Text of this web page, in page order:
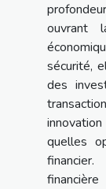
ouvrant
sécurité,
des
quelles